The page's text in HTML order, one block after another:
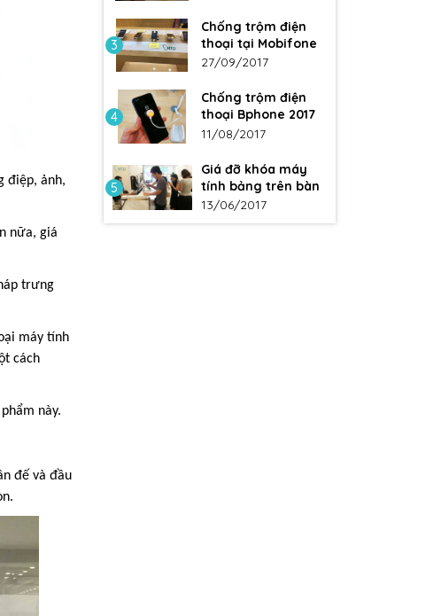
điệp, ảnh,
nữa, giá
trưng
máy tính
cách
này.
đế và đầu
3
Chống trộm điện
thoại tại Mobifone
27/09/2017
4
Chống trộm điện
thoại Bphone 2017
11/08/2017
5
Giá đỡ khóa máy
tính bảng trên bàn
13/06/2017